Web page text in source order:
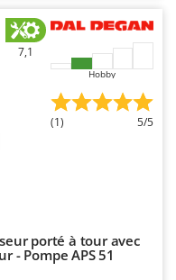
7,1
Hobby
(1) 5/5
porté à tour avec
- Pompe APS 51